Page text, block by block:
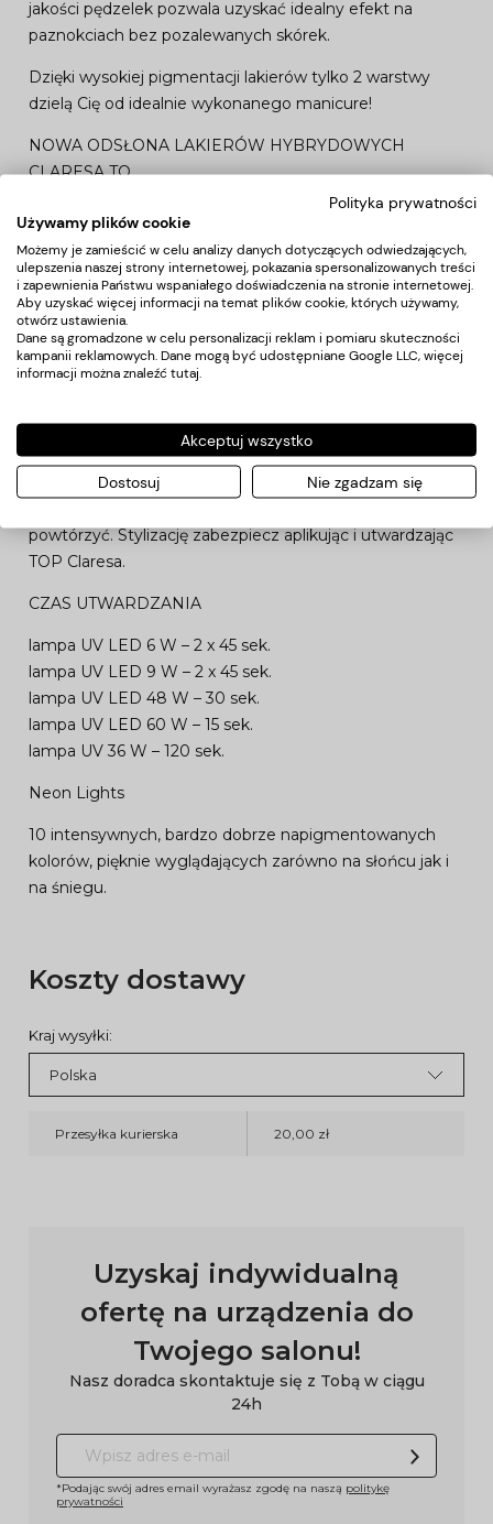
jakości pędzelek pozwala uzyskać idealny efekt na
paznokciach bez pozalewanych skórek.
Dzięki wysokiej pigmentacji lakierów tylko 2 warstwy
dzielą Cię od idealnie wykonanego manicure!
NOWA ODSŁONA LAKIERÓW HYBRYDOWYCH
CLARESA TO
bezproblemowa aplikacja, bez zalewania skórek
intensywny połysk
idealna, średnia gęstość
bezpieczny dla paznokci i dłoni
trwałość nawet do 3 tygodni
pojemność: 5 ml
STOSOWANIE
Na wcześniej utwardzoną bazę hybrydową Claresa, nałóż
cienką warstwę kolorowego lakieru hybrydowego i
utwardź go w lamie UV/LED. W celu osiągnięcia
powtórzyć. Stylizację zabezpiecz aplikując i utwardzając
TOP Claresa.
CZAS UTWARDZANIA
lampa UV LED 6 W – 2 x 45 sek.
lampa UV LED 9 W – 2 x 45 sek.
lampa UV LED 48 W – 30 sek.
lampa UV LED 60 W – 15 sek.
lampa UV 36 W – 120 sek.
Neon Lights
10 intensywnych, bardzo dobrze napigmentowanych
kolorów, pięknie wyglądających zarówno na słońcu jak i
na śniegu.
Koszty dostawy
Kraj wysyłki:
Przesyłka kurierska 20,00 zł
Uzyskaj indywidualną
ofertę na urządzenia do
Twojego salonu!
Nasz doradca skontaktuje się z Tobą w ciągu
24h
*Podając swój adres email wyrażasz zgodę na naszą politykę
prywatności
Polityka prywatności
Używamy plików cookie
Możemy je zamieścić w celu analizy danych dotyczących odwiedzających,
ulepszenia naszej strony internetowej, pokazania spersonalizowanych treści
i zapewnienia Państwu wspaniałego doświadczenia na stronie internetowej.
Aby uzyskać więcej informacji na temat plików cookie, których używamy,
otwórz ustawienia.
Dane są gromadzone w celu personalizacji reklam i pomiaru skuteczności
kampanii reklamowych. Dane mogą być udostępniane Google LLC, więcej
informacji można znaleźć tutaj
Akceptuj wszystko
Dostosuj Nie zgadzam się